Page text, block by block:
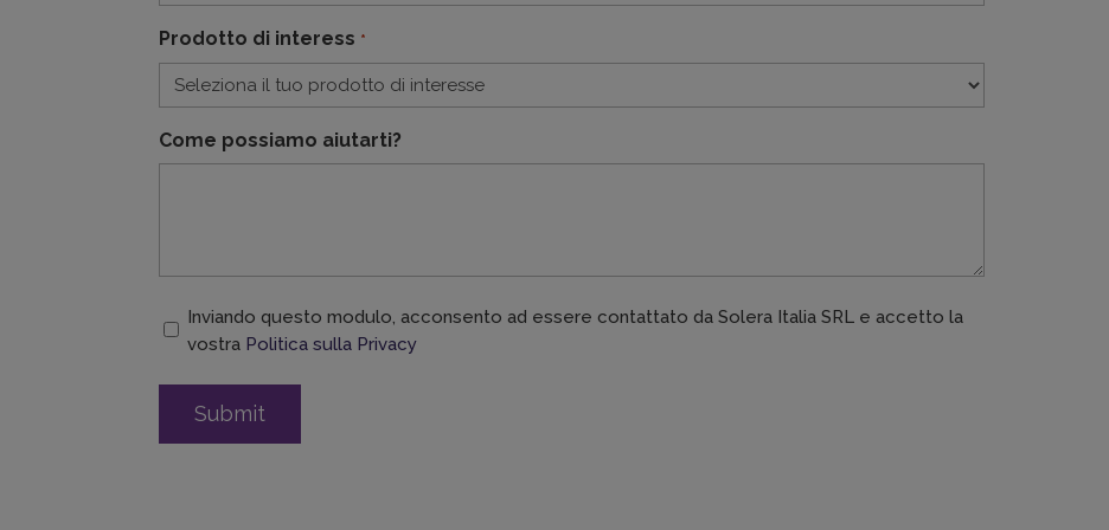
Prodotto di interess *
Come possiamo aiutarti?
Consent
Inviando questo modulo, acconsento ad essere contattato da Solera Italia SRL e accetto la
vostra Politica sulla Privacy